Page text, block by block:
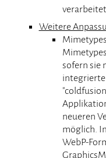
Weitere
sofern sie
neueren
möglich.
WebP-